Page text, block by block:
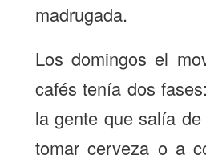
madrugada.
Los domingos el
cafés tenía dos
la gente que salía
tomar cerveza o a